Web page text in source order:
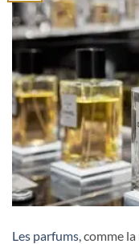
Les parfums , comme